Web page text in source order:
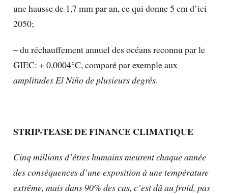
une hausse de 1,7 mm par an, ce qui donne 5 cm d’ici
2050;
– du réchauffement annuel des océans reconnu par le
GIEC: + 0,0004°C, comparé par exemple aux
amplitudes El Niño de plusieurs degrés.
STRIP-TEASE DE FINANCE CLIMATIQUE
Cinq millions d’êtres humains meurent chaque année
des conséquences d’une exposition à une température
extrême, mais dans 90% des cas, c’est dû au froid, pas